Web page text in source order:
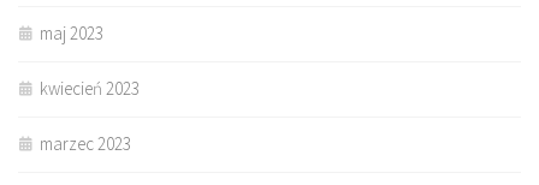
maj 2023
kwiecień 2023
marzec 2023